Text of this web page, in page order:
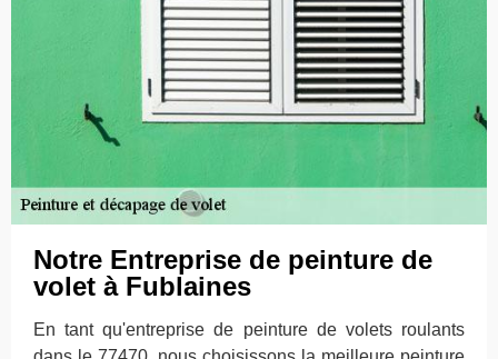
Notre Entreprise de peinture de
volet à Fublaines
En tant qu'entreprise de peinture de volets roulants